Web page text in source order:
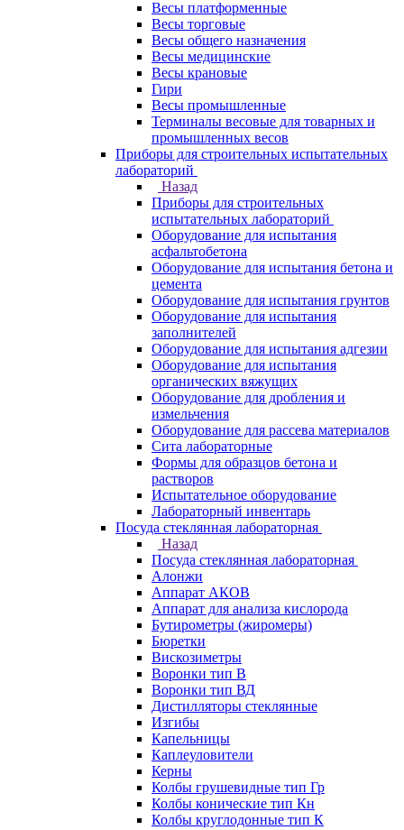
Весы платформенные
Весы торговые
Весы общего назначения
Весы медицинские
Весы крановые
Гири
Весы промышленные
Терминалы весовые для товарных и
промышленных весов
Приборы для строительных испытательных
лабораторий
Назад
Приборы для строительных
испытательных лабораторий
Оборудование для испытания
асфальтобетона
Оборудование для испытания бетона и
цемента
Оборудование для испытания грунтов
Оборудование для испытания
заполнителей
Оборудование для испытания адгезии
Оборудование для испытания
органических вяжущих
Оборудование для дробления и
измельчения
Оборудование для рассева материалов
Сита лабораторные
Формы для образцов бетона и
растворов
Испытательное оборудование
Лабораторный инвентарь
Посуда стеклянная лабораторная
Назад
Посуда стеклянная лабораторная
Алонжи
Аппарат АКОВ
Аппарат для анализа кислорода
Бутирометры (жиромеры)
Бюретки
Вискозиметры
Воронки тип В
Воронки тип ВД
Дистилляторы стеклянные
Изгибы
Капельницы
Каплеуловители
Керны
Колбы грушевидные тип Гр
Колбы конические тип Кн
Колбы круглодонные тип К